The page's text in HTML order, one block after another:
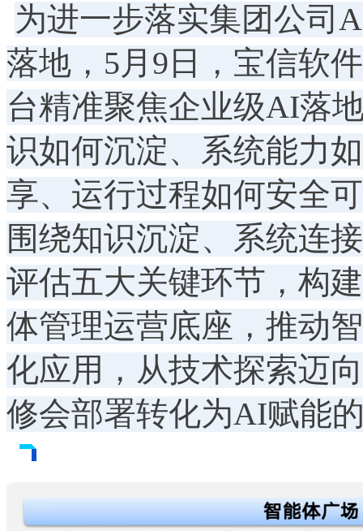
为进一步落实集团公司
落地，5月9日，宝信软
台精准聚焦企业级AI落
识如何沉淀、系统能力
享、运行过程如何安全
围绕知识沉淀、系统连
评估五大关键环节，构
体管理运营底座，推动
化应用，从技术探索迈
修会部署转化为AI赋能